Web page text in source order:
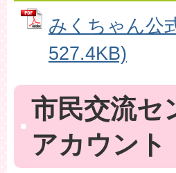
みくちゃん公
527.4KB)
市民交流セ
アカウント